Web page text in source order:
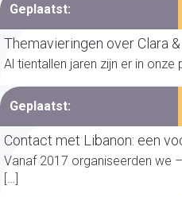
Geplaatst:
Themavieringen over Clara
Al tientallen jaren zijn er in onze
Geplaatst:
Contact met Libanon: een
Vanaf 2017 organiseerden we
[…]